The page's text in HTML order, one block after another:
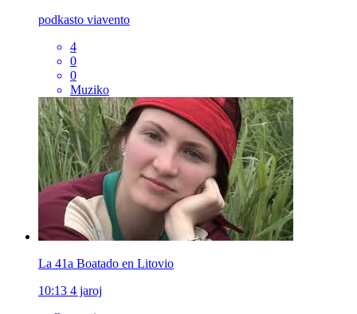
podkasto viavento
4
0
0
Muziko
La 41a Boatado en Litovio
10:13 4 jaroj